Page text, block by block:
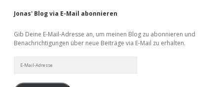
Jonas' Blog via E-Mail abonnieren
Gib Deine E-Mail-Adresse an, um meinen Blog zu abonnieren und
Benachrichtigungen über neue Beiträge via E-Mail zu erhalten.
Mail-